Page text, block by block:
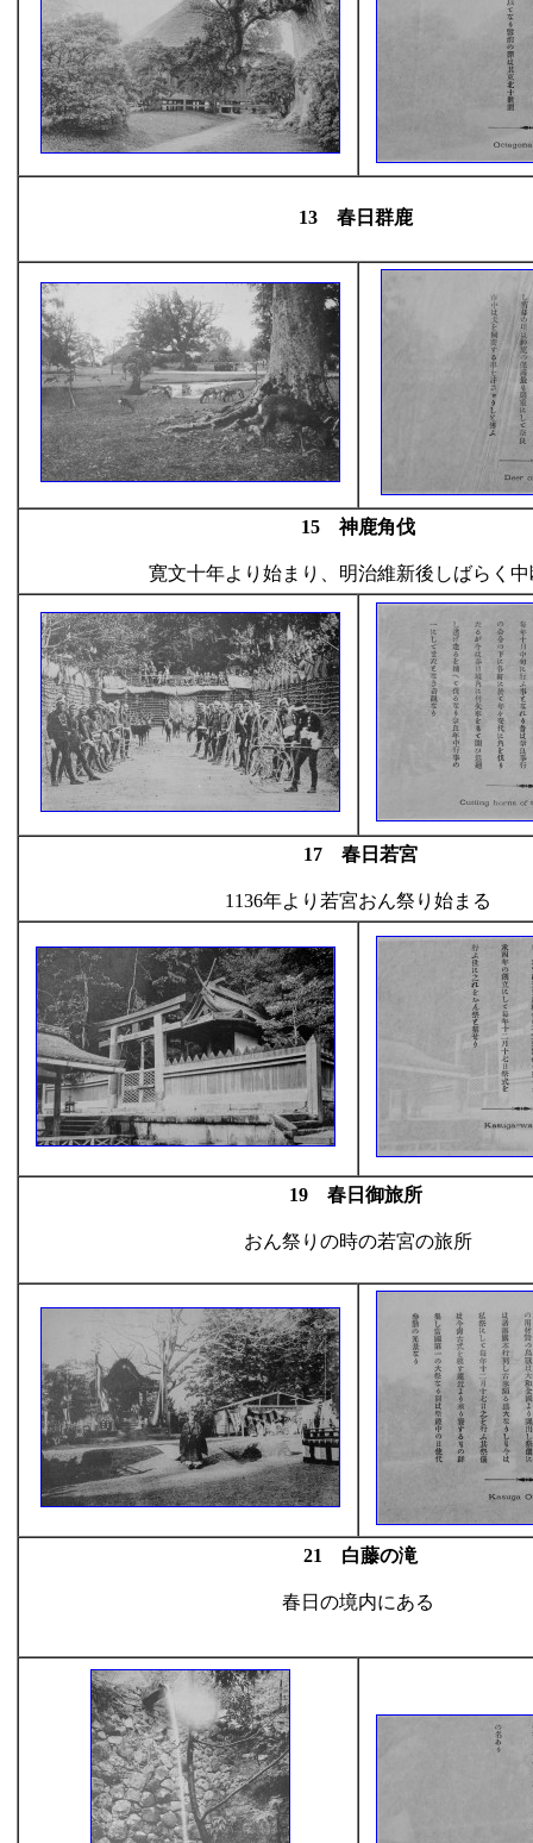
13 春日群鹿
15 神鹿角伐
寛文十年より始まり、明治維新後しばらく
17 春日若宮
1136年より若宮おん祭り始まる
19 春日御旅所
おん祭りの時の若宮の旅所
21 白藤の滝
春日の境内にある